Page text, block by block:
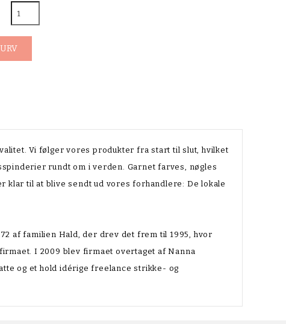
Vi følger vores produkter fra start til slut, hvilket
rundt om i verden. Garnet farves, nøgles
klar til at blive sendt ud vores forhandlere: De lokale
af familien Hald, der drev det frem til 1995, hvor
I 2009 blev firmaet overtaget af Nanna
og et hold idérige freelance strikke- og